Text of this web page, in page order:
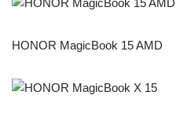
HONOR MagicBook 15 AMD